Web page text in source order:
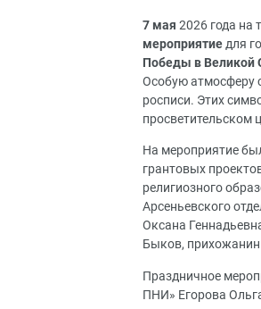
7 мая 2026 года на
мероприятиедля
Победы в Великой
Особую атмосферу
росписи. Этих
просветительском
На мероприятие
грантовых
религиозного
Арсеньевского
Оксана
Быков,
Праздничное
ПНИ» Егорова